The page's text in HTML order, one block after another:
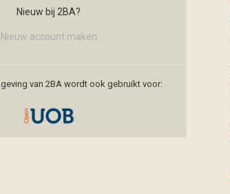
Nieuw bij 2BA?
Nieuw account maken
van 2BA wordt ook gebruikt voor: